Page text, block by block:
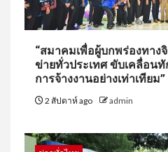
“สมาคมเพื่อผู้บกพร่องทาง
ข่ายทั่วประเทศ ขับเคลื่อน
การจ้างงานอย่างเท่าเทียม”
2 สัปดาห์ ago admin